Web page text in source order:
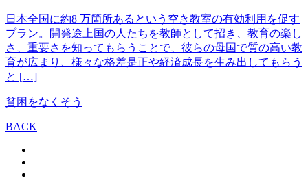
日本全国に約8 万箇所あるという空き教室の有効利用を促す
プラン。開発途上国の人たちを教師として招き、教育の楽し
さ、重要さを知ってもらうことで、彼らの母国で質の高い教
育が広まり、様々な格差是正や経済成長を生み出してもらう
と […]
貧困をなくそう
BACK